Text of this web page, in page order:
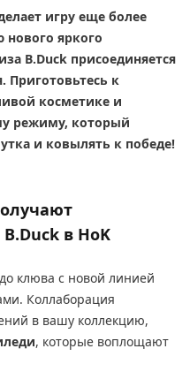
игру еще более
яркого
B.Duck присоединяется
Приготовьтесь к
косметике и
режиму, который
и ковылять к победе!
в HoK
клюва с новой линией
Коллаборация
в вашу коллекцию,
, которые воплощают